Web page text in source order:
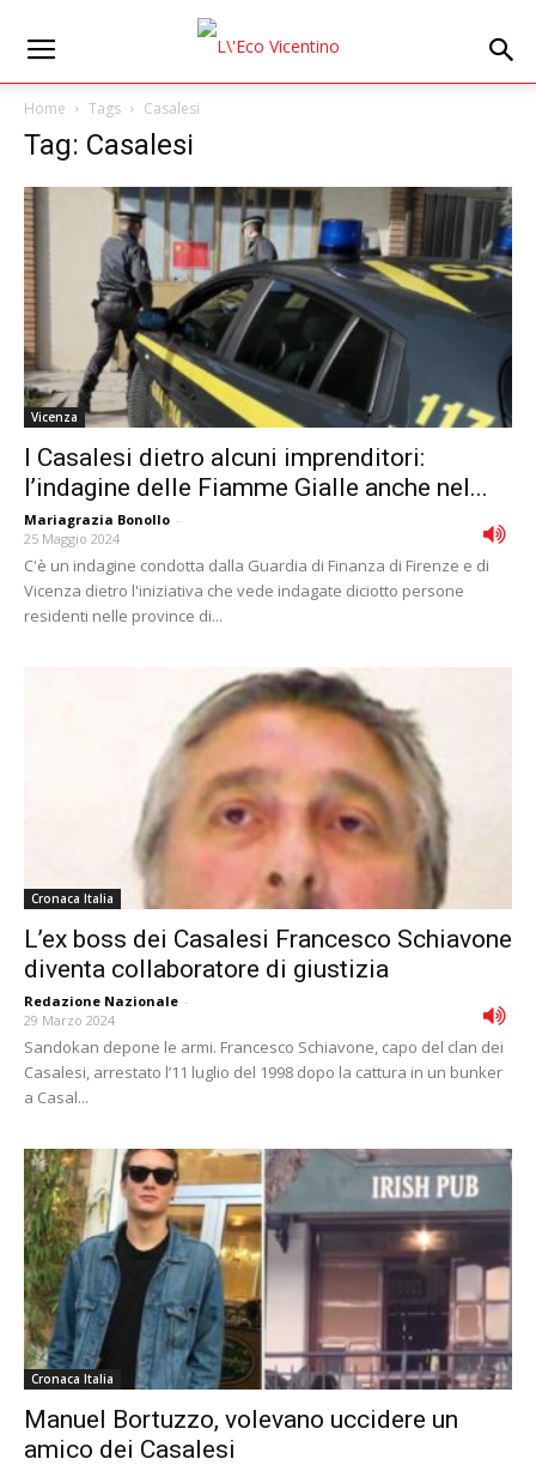
Home Tags Casalesi
Tag: Casalesi
Vicenza
I Casalesi dietro alcuni imprenditori:
l’indagine delle Fiamme Gialle anche nel...
Mariagrazia Bonollo -
25 Maggio 2024
C'è un indagine condotta dalla Guardia di Finanza di Firenze e di
Vicenza dietro l'iniziativa che vede indagate diciotto persone
residenti nelle province di...
Cronaca Italia
L’ex boss dei Casalesi Francesco Schiavone
diventa collaboratore di giustizia
Redazione Nazionale -
29 Marzo 2024
Sandokan depone le armi. Francesco Schiavone, capo del clan dei
Casalesi, arrestato l’11 luglio del 1998 dopo la cattura in un bunker
a Casal...
Cronaca Italia
Manuel Bortuzzo, volevano uccidere un
amico dei Casalesi